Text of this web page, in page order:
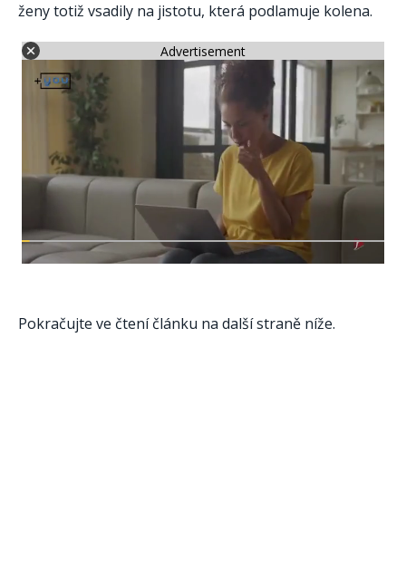
ženy totiž vsadily na jistotu, která podlamuje kolena.
Advertisement
Pokračujte ve čtení článku na další straně níže.